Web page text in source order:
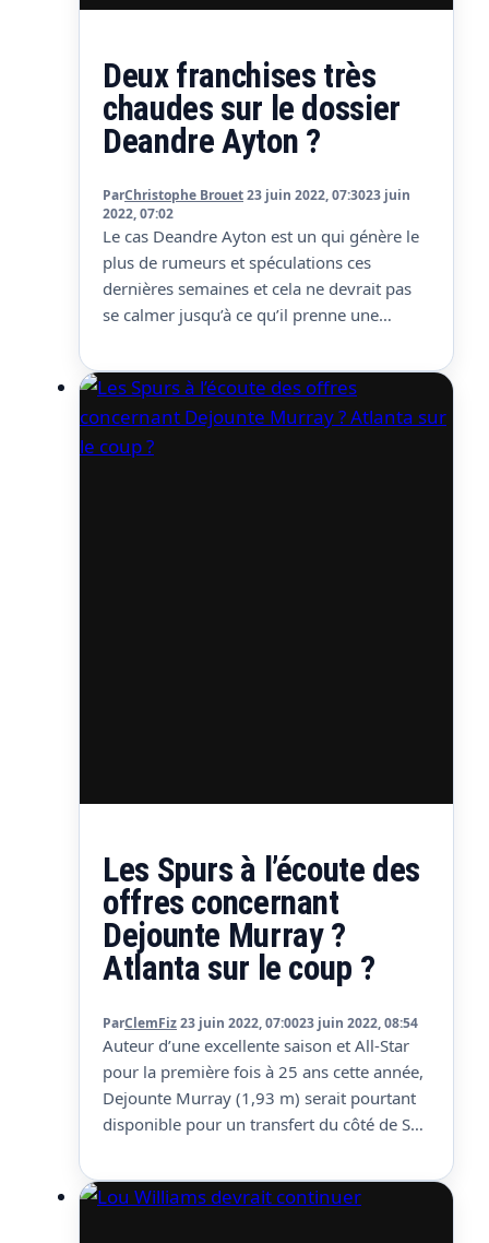
Deux franchises très
chaudes sur le dossier
Deandre Ayton ?
ParChristophe Brouet23 juin 2022, 07:3023 juin
2022, 07:02
Le cas Deandre Ayton est un qui génère le
plus de rumeurs et spéculations ces
dernières semaines et cela ne devrait pas
se calmer jusqu’à ce qu’il prenne une
free agent puisque lui et les Suns n’ont pas
trouvé d’accord pour une prolongation
avant le début de saison. Le Bahamien…
Les Spurs à l’écoute des
offres concernant
Dejounte Murray ?
Atlanta sur le coup ?
ParClemFiz23 juin 2022, 07:0023 juin 2022, 08:54
Auteur d’une excellente saison et All-Star
pour la première fois à 25 ans cette année,
Dejounte Murray (1,93 m) serait pourtant
disponible pour un transfert du côté de San
rapporte que les Spurs auraient eu des
discussions à son sujet avec les Hawks